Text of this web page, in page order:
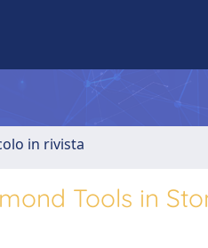
in rivista
Tools in